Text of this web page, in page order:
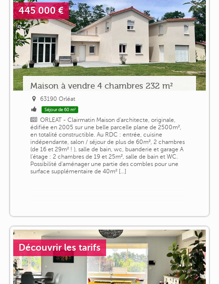
445 000 €
Maison à vendre 4 chambres 232 m²
63190 Orléat
Séjour de 60 m²
ORLEAT - Clairmatin Maison d'architecte, originale,
édifiée en 2005 sur une belle parcelle plane de 2500m²,
en totalité constructible. Au RDC : entrée, cuisine
indépendante, salon / séjour de plus de 60m², 2 chambres
(de 16 et 29m² ! ), salle de bain, wc, buanderie et garage A
l'étage : 2 chambres de 19 et 25m², salle de bain et WC.
Possibilité d'aménager une partie des combles pour une
surface supplémentaire de 40m² [...]
Découvrir les tarifs